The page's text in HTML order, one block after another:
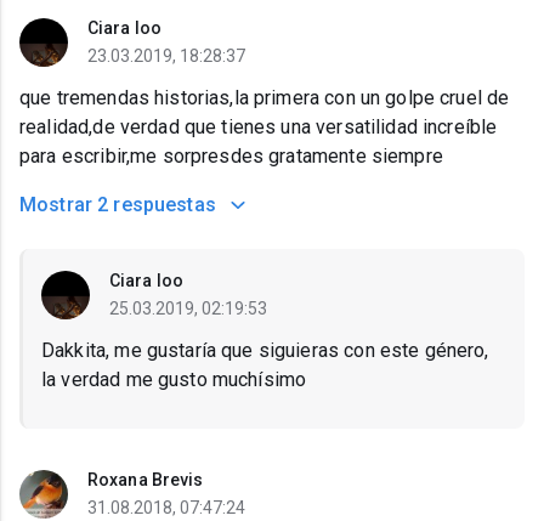
Ciara loo
23.03.2019, 18:28:37
que tremendas historias,la primera con un golpe cruel de
realidad,de verdad que tienes una versatilidad increíble
para escribir,me sorpresdes gratamente siempre
Mostrar 2 respuestas
Ciara loo
25.03.2019, 02:19:53
Dakkita, me gustaría que siguieras con este género,
la verdad me gusto muchísimo
Roxana Brevis
31.08.2018, 07:47:24